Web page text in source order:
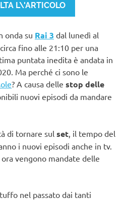
L\'ARTICOLO
onda su Rai 3 dal lunedì al
fino alle 21:10 per una
puntata inedita è andata in
Ma perché ci sono le
? A causa delle stop delle
nuovi episodi da mandare
di tornare sul set , il tempo del
i nuovi episodi anche in tv.
vengono mandate delle
nel passato dai tanti